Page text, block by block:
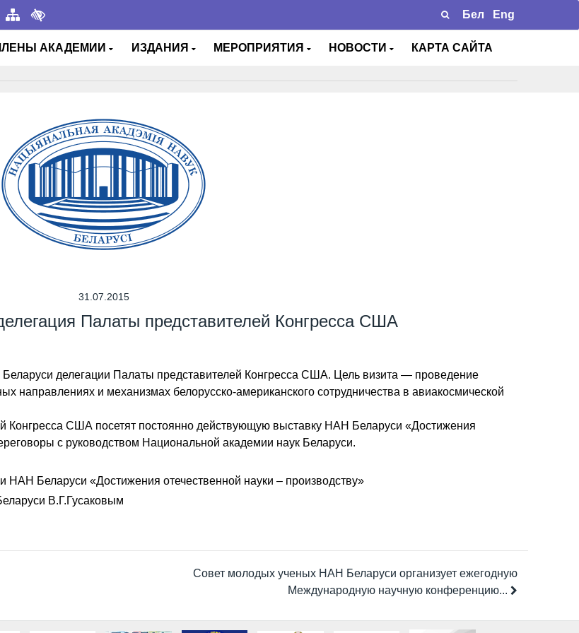
Бел Eng
АКАДЕМИИ ИЗДАНИЯ МЕРОПРИЯТИЯ НОВОСТИ КАРТА САЙТА
31.07.2015
Палаты представителей Конгресса США
Беларуси делегации Палаты представителей Конгресса США. Цель визита — проведение
направлениях и механизмах белорусско-американского сотрудничества в авиакосмической
Конгресса США посетят постоянно действующую выставку НАН Беларуси «Достижения
с руководством Национальной академии наук Беларуси.
Беларуси «Достижения отечественной науки – производству»
В.Г.Гусаковым
Совет молодых ученых НАН Беларуси организует ежегодную
Международную научную конференцию...